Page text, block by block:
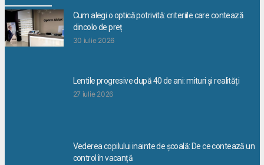
Cum alegi o optică potrivită: criteriile care contează
dincolo de preț
30 iulie 2026
Lentile progresive după 40 de ani: mituri și realități
27 iulie 2026
Vederea copilului inainte de școală: De ce contează un
control în vacanță